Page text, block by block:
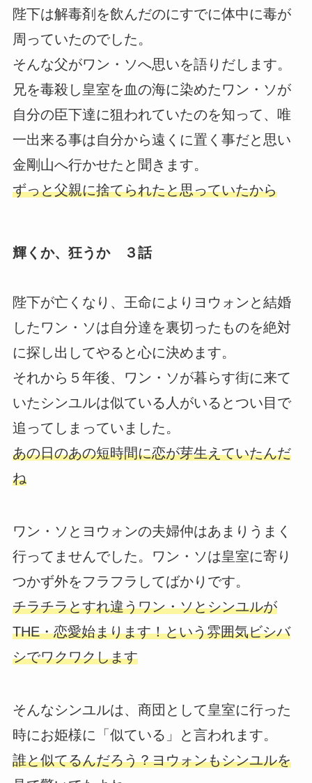
陛下は解毒剤を飲んだのにすでに体中に毒が
周っていたのでした。
そんな父がワン・ソへ思いを語りだします。
兄を毒殺し皇室を血の海に染めたワン・ソが
自分の臣下達に狙われていたのを知って、唯
一出来る事は自分から遠くに置く事だと思い
金剛山へ行かせたと聞きます。
ずっと父親に捨てられたと思っていたから
輝くか、狂うか ３話
陛下が亡くなり、王命によりヨウォンと結婚
したワン・ソは自分達を裏切ったものを絶対
に探し出してやると心に決めます。
それから５年後、ワン・ソが暮らす街に来て
いたシンユルは似ている人がいるとつい目で
追ってしまっていました。
あの日のあの短時間に恋が芽生えていたんだ
ね
ワン・ソとヨウォンの夫婦仲はあまりうまく
行ってませんでした。ワン・ソは皇室に寄り
つかず外をフラフラしてばかりです。
チラチラとすれ違うワン・ソとシンユルが
THE・恋愛始まります！という雰囲気ビシバ
シでワクワクします
そんなシンユルは、商団として皇室に行った
時にお姫様に「似ている」と言われます。
誰と似てるんだろう？ヨウォンもシンユルを